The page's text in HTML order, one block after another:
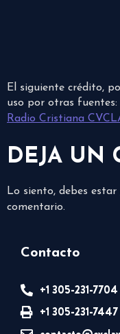
El siguiente crédito,
uso por otras
Radio Cristiana
DEJA UN
Lo siento, debes estar
comentario.
Contacto
+1 305-231-7704
+1 305-231-7447